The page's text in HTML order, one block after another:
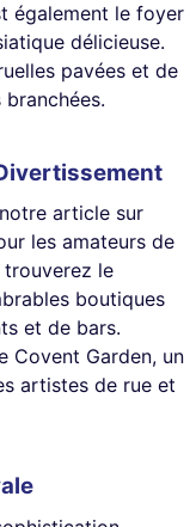
également le foyer
délicieuse.
pavées et de
article sur
les amateurs de
le
boutiques
et de bars.
Covent Garden, un
artistes de rue et